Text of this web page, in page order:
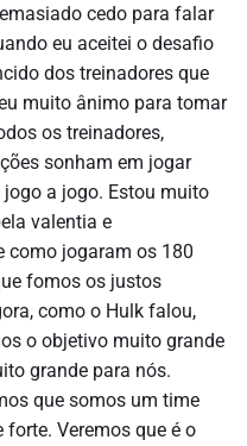
cedo para falar
eu aceitei o desafio
dos treinadores que
muito ânimo para tomar
os treinadores,
sonham em jogar
a jogo. Estou muito
valentia e
como jogaram os 180
fomos os justos
como o Hulk falou,
o objetivo muito grande
grande para nós.
que somos um time
Veremos que é o